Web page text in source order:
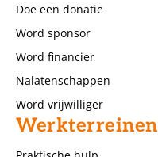
Doe een donatie
Word sponsor
Word financier
Nalatenschappen
Word vrijwilliger
Werkterreinen